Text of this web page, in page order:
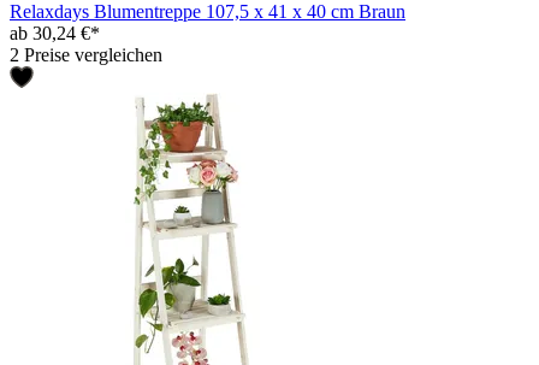
Relaxdays Blumentreppe 107,5 x 41 x 40 cm Braun
ab 30,24 €*
2 Preise vergleichen